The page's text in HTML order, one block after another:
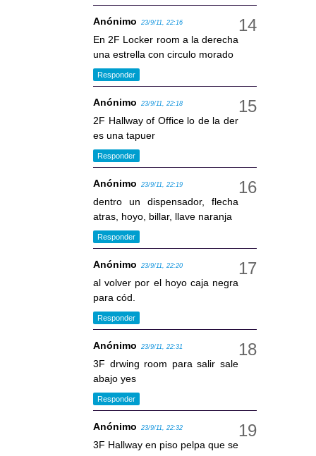
Anónimo 23/9/11, 22:16
En 2F Locker room a la derecha
una estrella con circulo morado
Responder
Anónimo 23/9/11, 22:18
2F Hallway of Office lo de la der
es una tapuer
Responder
Anónimo 23/9/11, 22:19
dentro un dispensador, flecha
atras, hoyo, billar, llave naranja
Responder
Anónimo 23/9/11, 22:20
al volver por el hoyo caja negra
para cód.
Responder
Anónimo 23/9/11, 22:31
3F drwing room para salir sale
abajo yes
Responder
Anónimo 23/9/11, 22:32
3F Hallway en piso pelpa que se